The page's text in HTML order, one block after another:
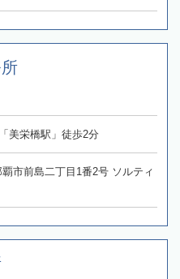
美栄橋駅」徒歩2分
市前島二丁目1番2号 ソルティ